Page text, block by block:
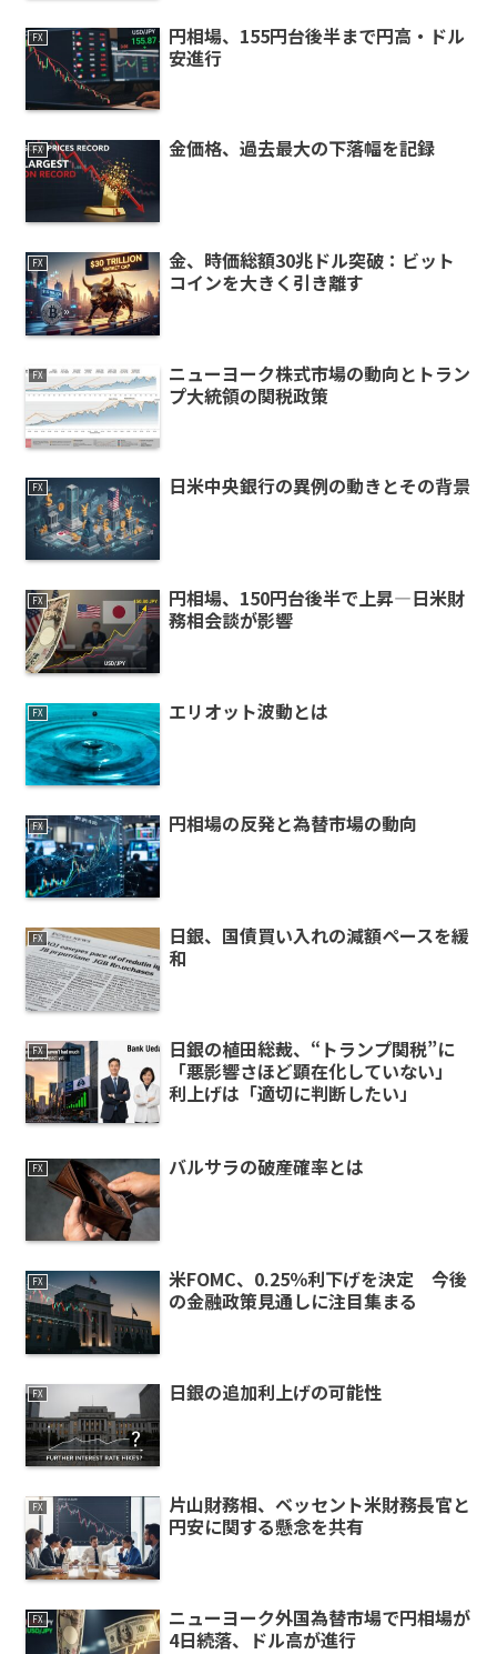
FX
円相場、155円台後半まで円高・ドル
安進行
FX 金価格、過去最大の下落幅を記録
FX
金、時価総額30兆ドル突破：ビット
コインを大きく引き離す
FX
ニューヨーク株式市場の動向とトラン
プ大統領の関税政策
FX 日米中央銀行の異例の動きとその背景
FX
円相場、150円台後半で上昇—日米財
務相会談が影響
FX エリオット波動とは
FX 円相場の反発と為替市場の動向
FX
日銀、国債買い入れの減額ペースを緩
和
FX
日銀の植田総裁、“トランプ関税”に
「悪影響さほど顕在化していない」
利上げは「適切に判断したい」
FX バルサラの破産確率とは
FX
米FOMC、0.25％利下げを決定 今後
の金融政策見通しに注目集まる
FX 日銀の追加利上げの可能性
FX
片山財務相、ベッセント米財務長官と
円安に関する懸念を共有
FX
ニューヨーク外国為替市場で円相場が
4日続落、ドル高が進行